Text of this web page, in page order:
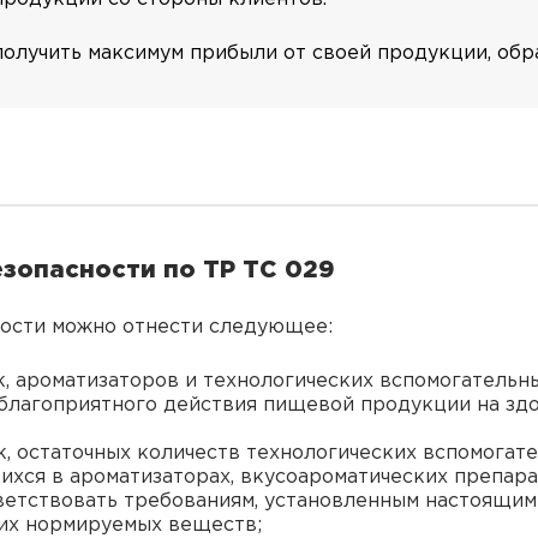
максимум прибыли от своей продукции,
по ТР ТС 029
можно отнести следующее:
и технологических
действия пищевой продукции на
количеств технологических
в ароматизаторах, вкусоароматических
требованиям, установленным
нормируемых веществ;